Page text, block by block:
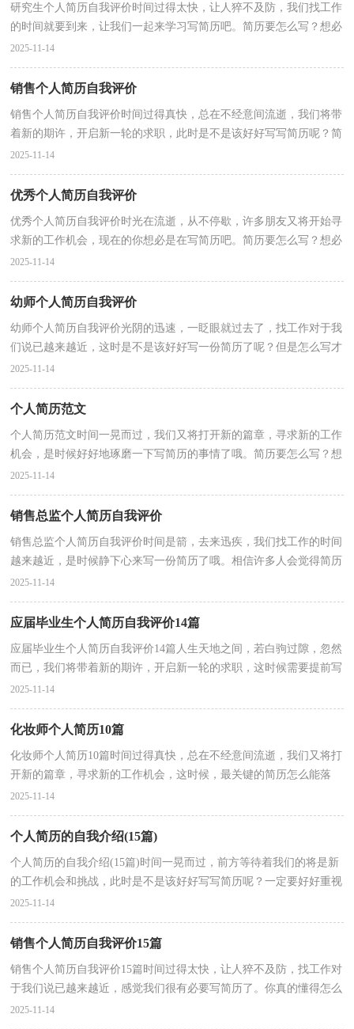
研究生个人简历自我评价时间过得太快，让人猝不及防，我们找工作
的时间就要到来，让我们一起来学习写简历吧。简历要怎么写？想必
这让大家都很苦恼吧，以下是小编精心整理的研究生个人...
2025-11-14
销售个人简历自我评价
销售个人简历自我评价时间过得真快，总在不经意间流逝，我们将带
着新的期许，开启新一轮的求职，此时是不是该好好写写简历呢？简
历怎么写才能具有特色？以下是小编整理的销售个人简历自...
2025-11-14
优秀个人简历自我评价
优秀个人简历自我评价时光在流逝，从不停歇，许多朋友又将开始寻
求新的工作机会，现在的你想必是在写简历吧。简历要怎么写？想必
这让大家都很苦恼吧，下面是小编收集整理的优秀个人简...
2025-11-14
幼师个人简历自我评价
幼师个人简历自我评价光阴的迅速，一眨眼就过去了，找工作对于我
们说已越来越近，这时是不是该好好写一份简历了呢？但是怎么写才
更能吸引眼球呢？以下是小编帮大家整理的幼师个人简历...
2025-11-14
个人简历范文
个人简历范文时间一晃而过，我们又将打开新的篇章，寻求新的工作
机会，是时候好好地琢磨一下写简历的事情了哦。简历要怎么写？想
必这让大家都很苦恼吧，以下是小编整理的个人简历范文...
2025-11-14
销售总监个人简历自我评价
销售总监个人简历自我评价时间是箭，去来迅疾，我们找工作的时间
越来越近，是时候静下心来写一份简历了哦。相信许多人会觉得简历
很难写吧，以下是小编为大家收集的销售总监个人简历...
2025-11-14
应届毕业生个人简历自我评价14篇
应届毕业生个人简历自我评价14篇人生天地之间，若白驹过隙，忽然
而已，我们将带着新的期许，开启新一轮的求职，这时候需要提前写
好简历了哦。你真的懂得怎么写好简历吗？以下是小编精心...
2025-11-14
化妆师个人简历10篇
化妆师个人简历10篇时间过得真快，总在不经意间流逝，我们又将打
开新的篇章，寻求新的工作机会，这时候，最关键的简历怎么能落
下！写简历需要注意哪些问题呢？下面是小编精心整理的化妆师...
2025-11-14
个人简历的自我介绍(15篇)
个人简历的自我介绍(15篇)时间一晃而过，前方等待着我们的将是新
的工作机会和挑战，此时是不是该好好写写简历呢？一定要好好重视
简历喔！下面是小编精心整理的个人简历的自我介绍，仅...
2025-11-14
销售个人简历自我评价15篇
销售个人简历自我评价15篇时间过得太快，让人猝不及防，找工作对
于我们说已越来越近，感觉我们很有必要写简历了。你真的懂得怎么
写好简历吗？以下是小编帮大家整理的销售个人简历自...
2025-11-14